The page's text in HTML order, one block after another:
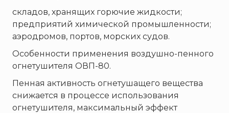
складов, хранящих горючие жидкости;
предприятий химической промышленности;
аэродромов, портов, морских судов.
Особенности применения воздушно-пенного
огнетушителя ОВП-80.
Пенная активность огнетушащего вещества
снижается в процессе использования
огнетушителя, максимальный эффект